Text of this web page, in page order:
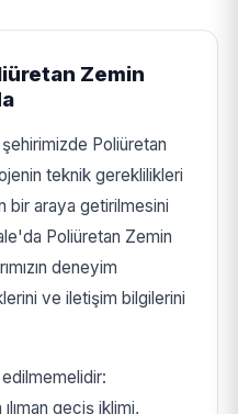
Zemin
Poliüretan
teknik gereklilikleri
bir araya getirilmesini
Poliüretan Zemin
deneyim
ve iletişim bilgilerini
geçiş iklimi,